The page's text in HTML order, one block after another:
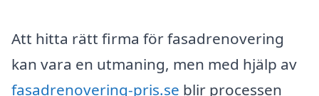
Att hitta rätt firma för fasadrenovering
kan vara en utmaning, men med hjälp av
fasadrenovering-pris.se blir processen